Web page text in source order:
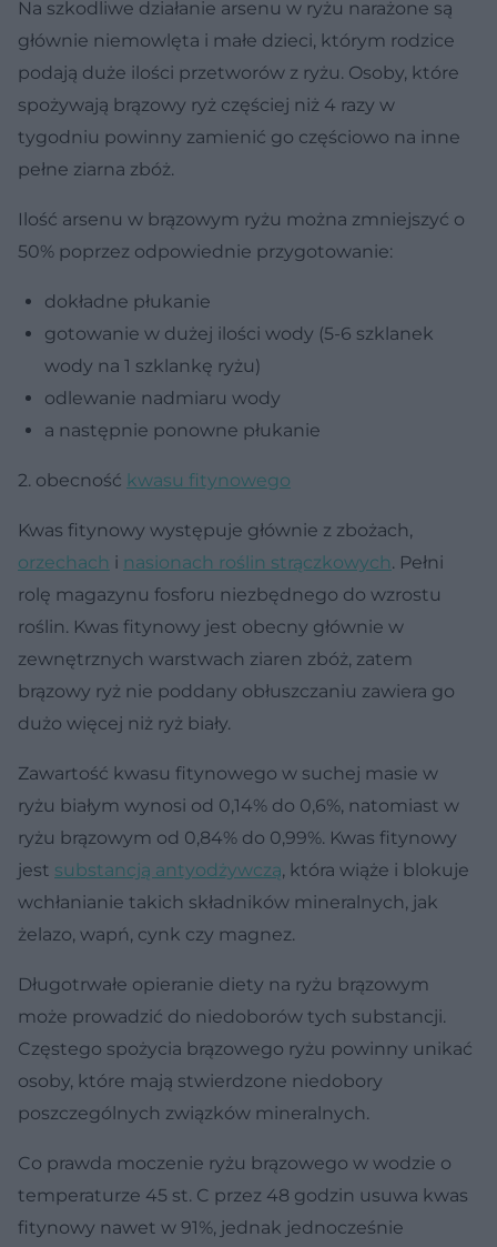
Na szkodliwe działanie arsenu w ryżu narażone są
głównie niemowlęta i małe dzieci, którym rodzice
podają duże ilości przetworów z ryżu. Osoby, które
spożywają brązowy ryż częściej niż 4 razy w
tygodniu powinny zamienić go częściowo na inne
pełne ziarna zbóż.
Ilość arsenu w brązowym ryżu można zmniejszyć o
50% poprzez odpowiednie przygotowanie:
dokładne płukanie
gotowanie w dużej ilości wody (5-6 szklanek
wody na 1 szklankę ryżu)
odlewanie nadmiaru wody
a następnie ponowne płukanie
2. obecność kwasu fitynowego
Kwas fitynowy występuje głównie z zbożach,
orzechach i nasionach roślin strączkowych. Pełni
rolę magazynu fosforu niezbędnego do wzrostu
roślin. Kwas fitynowy jest obecny głównie w
zewnętrznych warstwach ziaren zbóż, zatem
brązowy ryż nie poddany obłuszczaniu zawiera go
dużo więcej niż ryż biały.
Zawartość kwasu fitynowego w suchej masie w
ryżu białym wynosi od 0,14% do 0,6%, natomiast w
ryżu brązowym od 0,84% do 0,99%. Kwas fitynowy
jest substancją antyodżywczą, która wiąże i blokuje
wchłanianie takich składników mineralnych, jak
żelazo, wapń, cynk czy magnez.
Długotrwałe opieranie diety na ryżu brązowym
może prowadzić do niedoborów tych substancji.
Częstego spożycia brązowego ryżu powinny unikać
osoby, które mają stwierdzone niedobory
poszczególnych związków mineralnych.
Co prawda moczenie ryżu brązowego w wodzie o
temperaturze 45 st. C przez 48 godzin usuwa kwas
fitynowy nawet w 91%, jednak jednocześnie